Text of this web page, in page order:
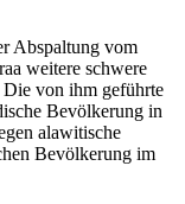
Abspaltung vom
weitere schwere
Die von ihm geführte
Bevölkerung in
alawitische
Bevölkerung im